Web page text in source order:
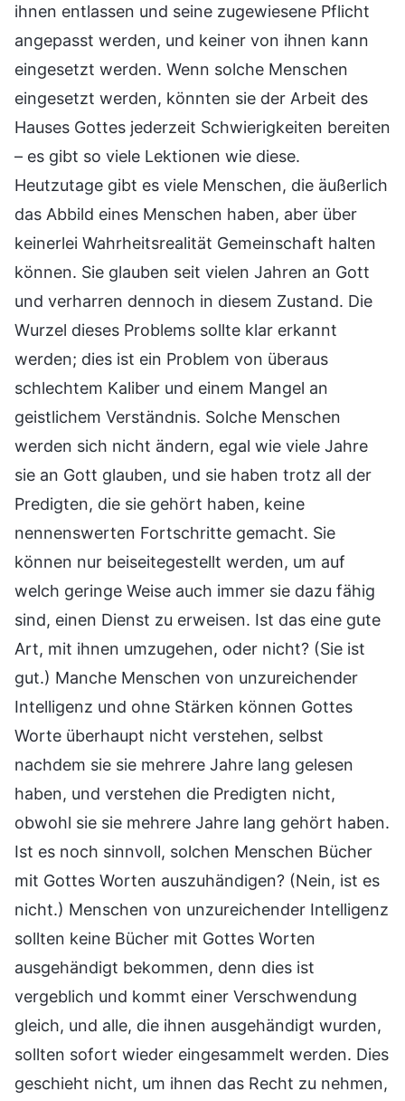
ihnen entlassen und seine zugewiesene Pflicht
angepasst werden, und keiner von ihnen kann
eingesetzt werden. Wenn solche Menschen
eingesetzt werden, könnten sie der Arbeit des
Hauses Gottes jederzeit Schwierigkeiten bereiten
– es gibt so viele Lektionen wie diese.
Heutzutage gibt es viele Menschen, die äußerlich
das Abbild eines Menschen haben, aber über
keinerlei Wahrheitsrealität Gemeinschaft halten
können. Sie glauben seit vielen Jahren an Gott
und verharren dennoch in diesem Zustand. Die
Wurzel dieses Problems sollte klar erkannt
werden; dies ist ein Problem von überaus
schlechtem Kaliber und einem Mangel an
geistlichem Verständnis. Solche Menschen
werden sich nicht ändern, egal wie viele Jahre
sie an Gott glauben, und sie haben trotz all der
Predigten, die sie gehört haben, keine
nennenswerten Fortschritte gemacht. Sie
können nur beiseitegestellt werden, um auf
welch geringe Weise auch immer sie dazu fähig
sind, einen Dienst zu erweisen. Ist das eine gute
Art, mit ihnen umzugehen, oder nicht? (Sie ist
gut.) Manche Menschen von unzureichender
Intelligenz und ohne Stärken können Gottes
Worte überhaupt nicht verstehen, selbst
nachdem sie sie mehrere Jahre lang gelesen
haben, und verstehen die Predigten nicht,
obwohl sie sie mehrere Jahre lang gehört haben.
Ist es noch sinnvoll, solchen Menschen Bücher
mit Gottes Worten auszuhändigen? (Nein, ist es
nicht.) Menschen von unzureichender Intelligenz
sollten keine Bücher mit Gottes Worten
ausgehändigt bekommen, denn dies ist
vergeblich und kommt einer Verschwendung
gleich, und alle, die ihnen ausgehändigt wurden,
sollten sofort wieder eingesammelt werden. Dies
geschieht nicht, um ihnen das Recht zu nehmen,